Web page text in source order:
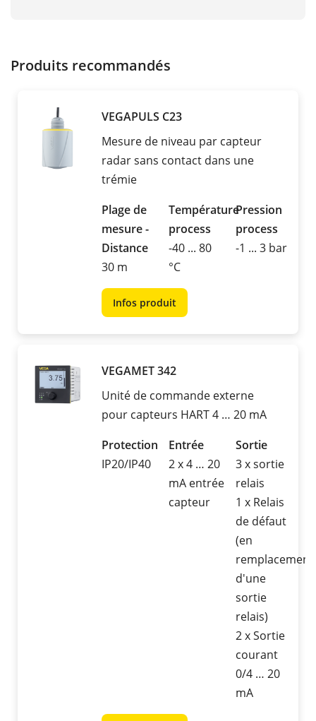
Produits recommandés
VEGAPULS C23
Mesure de niveau par capteur
radar sans contact dans une
trémie
Plage de
mesure -
Distance
30 m
Température
process
-40 ... 80
°C
Pression
process
-1 ... 3 bar
Infos produit
VEGAMET 342
Unité de commande externe
pour capteurs HART 4 … 20 mA
Protection
IP20/IP40
Entrée
2 x 4 … 20
mA entrée
capteur
Sortie
3 x sortie
relais
1 x Relais
de défaut
(en
remplacement
d'une
sortie
relais)
2 x Sortie
courant
0/4 … 20
mA